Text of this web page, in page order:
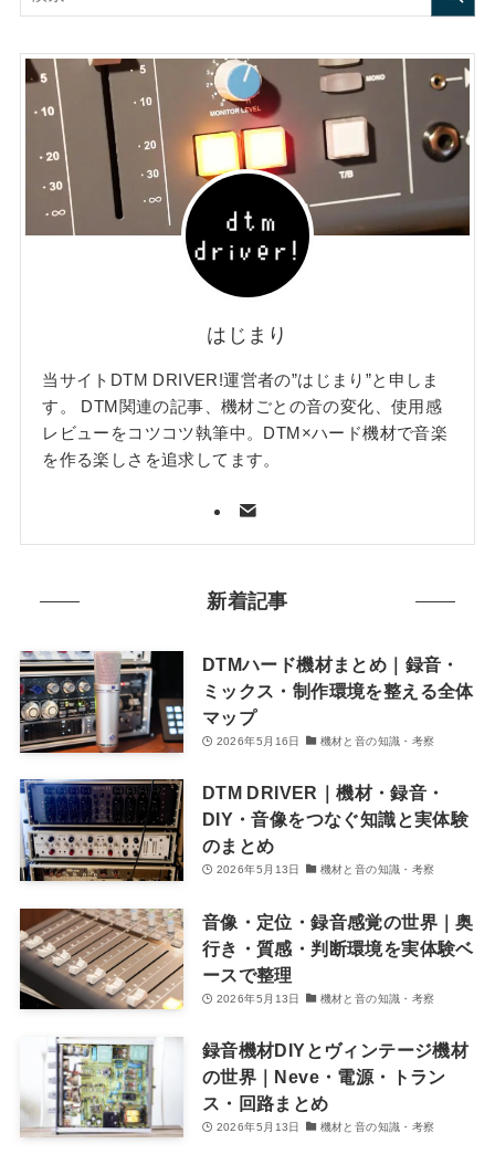
はじまり
当サイトDTM DRIVER!運営者の”はじまり”と申しま
す。 DTM関連の記事、機材ごとの音の変化、使用感
レビューをコツコツ執筆中。DTM×ハード機材で音楽
を作る楽しさを追求してます。
新着記事
DTMハード機材まとめ｜録音・
ミックス・制作環境を整える全体
マップ
2026年5月16日 機材と音の知識・考察
DTM DRIVER｜機材・録音・
DIY・音像をつなぐ知識と実体験
のまとめ
2026年5月13日 機材と音の知識・考察
音像・定位・録音感覚の世界｜奥
行き・質感・判断環境を実体験ベ
ースで整理
2026年5月13日 機材と音の知識・考察
録音機材DIYとヴィンテージ機材
の世界｜Neve・電源・トラン
ス・回路まとめ
2026年5月13日 機材と音の知識・考察